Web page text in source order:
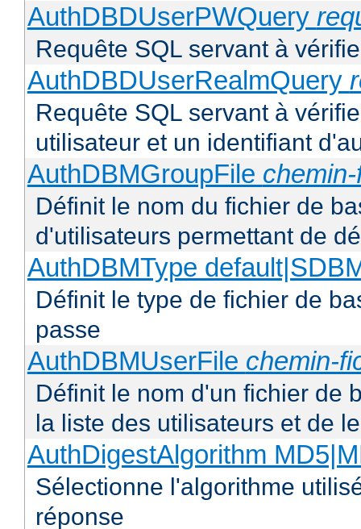
AuthDBDUserPWQuery
Requête SQL servant à
AuthDBDUserRealmQuery
Requête SQL servant à
utilisateur et un identifiant
AuthDBMGroupFile
Définit le nom du fichier de
d'utilisateurs permettant de
AuthDBMType
Définit le type de fichier de
passe
AuthDBMUserFile chemin-
Définit le nom d'un fichier de
la liste des utilisateurs et de
AuthDigestAlgorithm
Sélectionne l'algorithme
réponse